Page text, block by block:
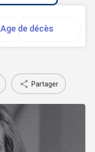
Age de décès
Partager